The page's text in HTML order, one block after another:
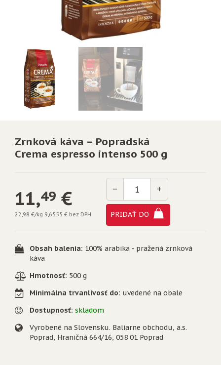
Zrnková káva – Popradská
Crema espresso intenso 500 g
11,49 €
22,98 €/kg 9,6555 € bez DPH
−
Množstvo
+
PRIDAŤ DO
Obsah balenia: 100% arabika - pražená zrnková
káva
Hmotnosť: 500 g
Minimálna trvanlivosť do: uvedené na obale
Dostupnosť: skladom
Vyrobené na Slovensku. Baliarne obchodu, a.s.
Poprad, Hraničná 664/16, 058 01 Poprad